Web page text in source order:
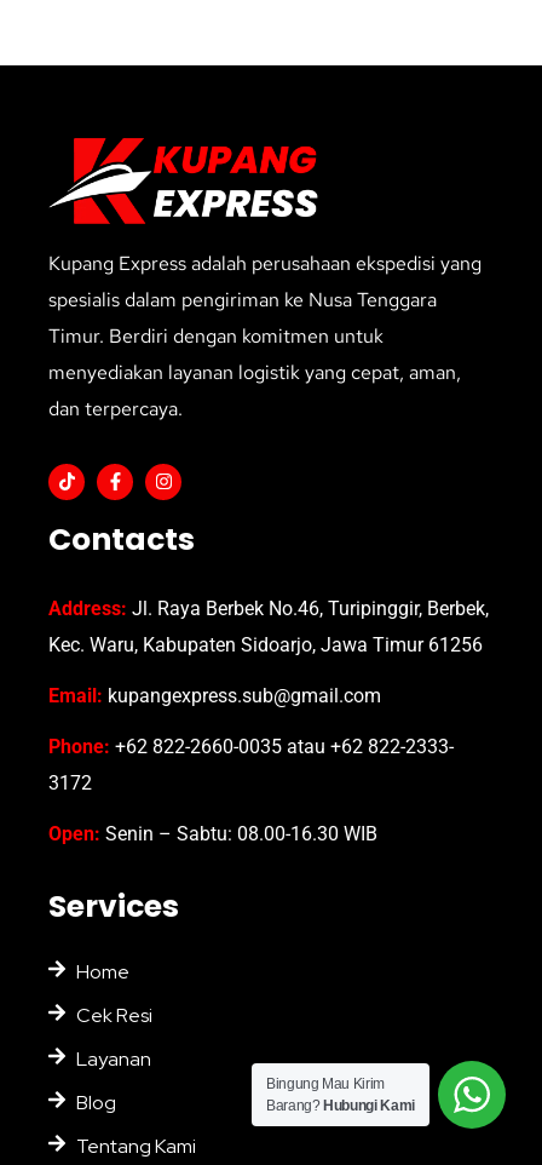
Kupang Express adalah perusahaan ekspedisi yang
spesialis dalam pengiriman ke Nusa Tenggara
Timur. Berdiri dengan komitmen untuk
menyediakan layanan logistik yang cepat, aman,
dan terpercaya.
Contacts
Address: Jl. Raya Berbek No.46, Turipinggir, Berbek,
Kec. Waru, Kabupaten Sidoarjo, Jawa Timur 61256
Email: kupangexpress.sub@gmail.com
Phone: +62 822-2660-0035 atau +62 822-2333-
3172
Open: Senin – Sabtu: 08.00-16.30 WIB
Services
Home
Cek Resi
Layanan
Blog
Tentang Kami
Bingung Mau Kirim
Barang? Hubungi Kami